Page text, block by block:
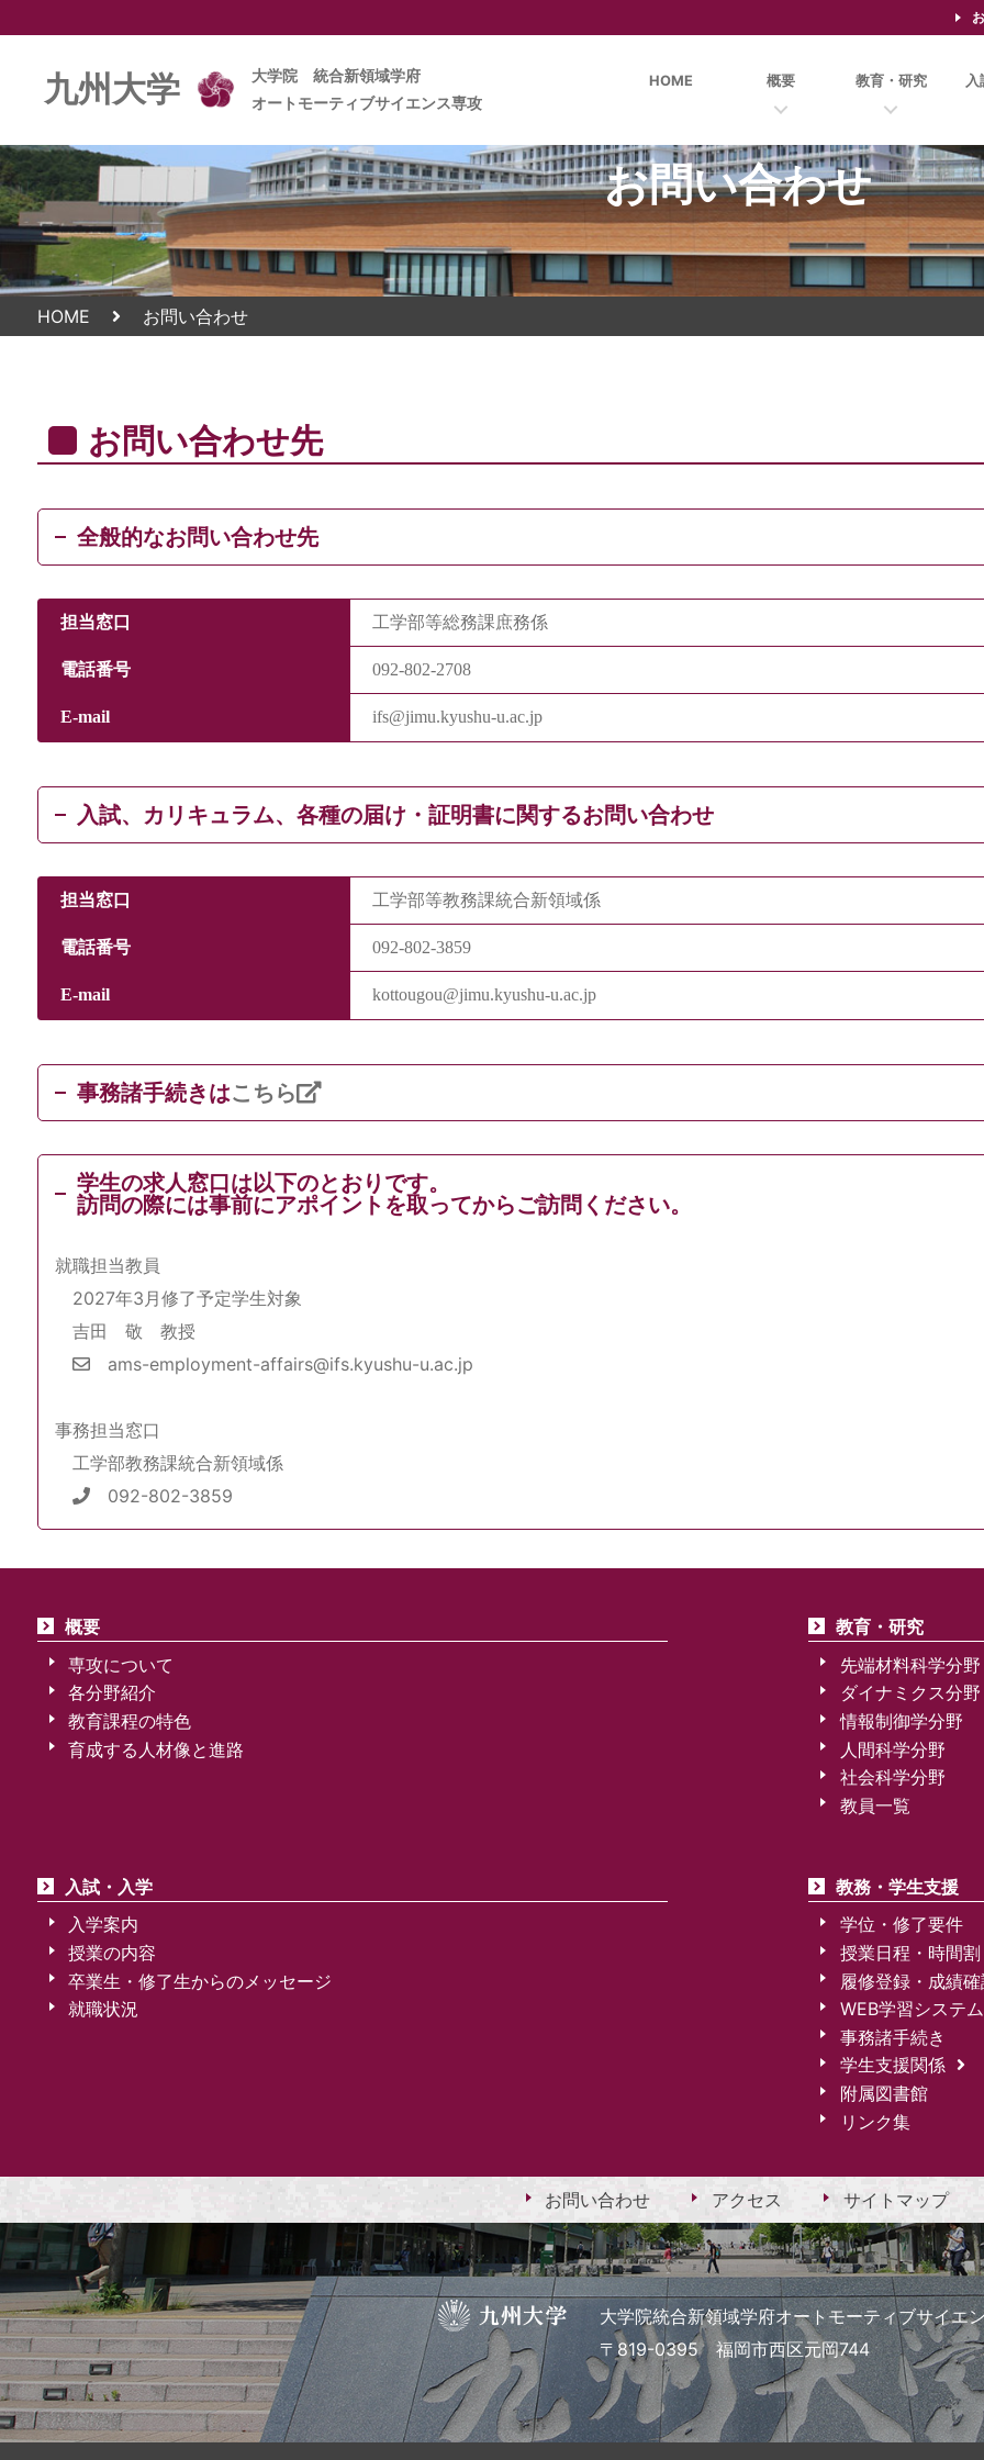
九州大学
大学院 統合新領域学府
オートモーティブサイエンス専攻
HOME 概要 教育・研究 入
お問い合わせ
HOME お問い合わせ
お問い合わせ先
全般的なお問い合わせ先
担当窓口 工学部等総務課庶務係
電話番号 092-802-2708
E-mail ifs@jimu.kyushu-u.ac.jp
入試、カリキュラム、各種の届け・証明書に関するお問い合わせ
担当窓口 工学部等教務課統合新領域係
電話番号 092-802-3859
E-mail kottougou@jimu.kyushu-u.ac.jp
事務諸手続きはこちら
学生の求人窓口は以下のとおりです。
訪問の際には事前にアポイントを取ってからご訪問ください。
就職担当教員
2027年3月修了予定学生対象
吉田 敬 教授
ams-employment-affairs@ifs.kyushu-u.ac.jp
事務担当窓口
工学部教務課統合新領域係
092-802-3859
概要
専攻について
各分野紹介
教育課程の特色
育成する人材像と進路
教育・研究
先端材料科学分野
ダイナミクス分野
情報制御学分野
人間科学分野
社会科学分野
教員一覧
入試・入学
入学案内
授業の内容
卒業生・修了生からのメッセージ
就職状況
教務・学生支援
学位・修了要件
授業日程・時間
履修登録・成績
WEB学習システム
事務諸手続き
学生支援関係
附属図書館
リンク集
お問い合わせ アクセス サイトマップ
大学院統合新領域学府オートモーティブサイエ
〒819-0395 福岡市西区元岡744